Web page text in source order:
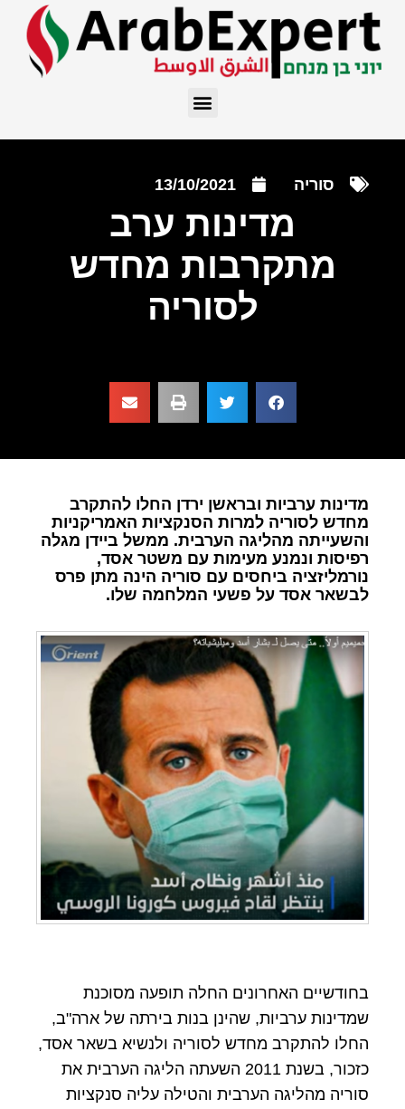
סוריה 13/10/2021
מדינות ערב
מתקרבות מחדש
לסוריה
מדינות ערביות ובראשן ירדן החלו להתקרב
מחדש לסוריה למרות הסנקציות האמריקניות
והשעייתה מהליגה הערבית. ממשל ביידן מגלה
רפיסות ונמנע מעימות עם משטר אסד,
נורמליזציה ביחסים עם סוריה הינה מתן פרס
לבשאר אסד על פשעי המלחמה שלו.
בחודשיים האחרונים החלה תופעה מסוכנת
שמדינות ערביות, שהינן בנות בירתה של ארה"ב,
החלו להתקרב מחדש לסוריה ולנשיא בשאר אסד,
כזכור, בשנת 2011 השעתה הליגה הערבית את
סוריה מהליגה הערבית והטילה עליה סנקציות